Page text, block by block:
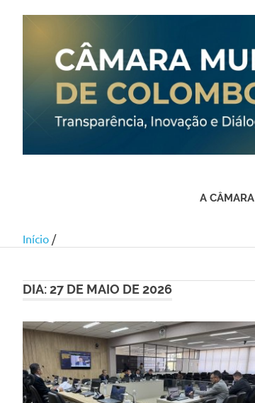
content
A CÂMARA
Início /
DIA:27 DE MAIO DE 2026